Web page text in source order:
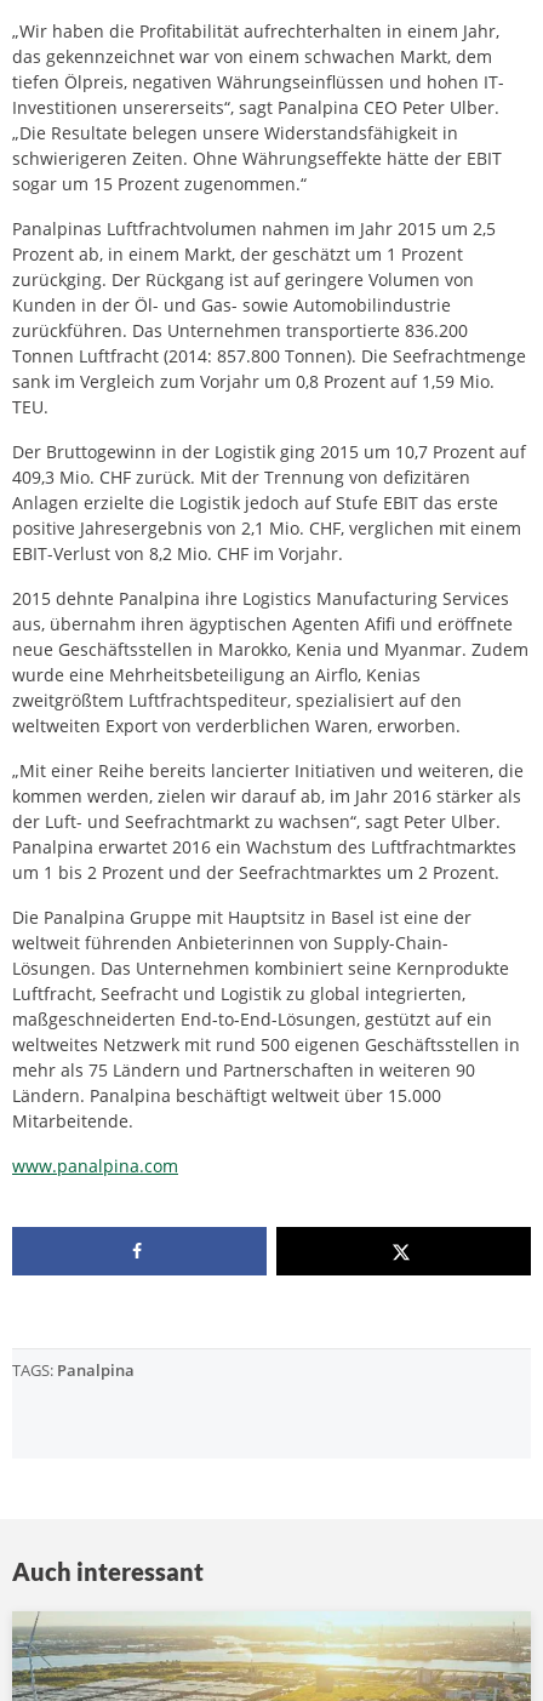
„Wir haben die Profitabilität aufrechterhalten in einem Jahr,
das gekennzeichnet war von einem schwachen Markt, dem
tiefen Ölpreis, negativen Währungseinflüssen und hohen IT-
Investitionen unsererseits“, sagt Panalpina CEO Peter Ulber.
„Die Resultate belegen unsere Widerstandsfähigkeit in
schwierigeren Zeiten. Ohne Währungseffekte hätte der EBIT
sogar um 15 Prozent zugenommen.“
Panalpinas Luftfrachtvolumen nahmen im Jahr 2015 um 2,5
Prozent ab, in einem Markt, der geschätzt um 1 Prozent
zurückging. Der Rückgang ist auf geringere Volumen von
Kunden in der Öl- und Gas- sowie Automobilindustrie
zurückführen. Das Unternehmen transportierte 836.200
Tonnen Luftfracht (2014: 857.800 Tonnen). Die Seefrachtmenge
sank im Vergleich zum Vorjahr um 0,8 Prozent auf 1,59 Mio.
TEU.
Der Bruttogewinn in der Logistik ging 2015 um 10,7 Prozent auf
409,3 Mio. CHF zurück. Mit der Trennung von defizitären
Anlagen erzielte die Logistik jedoch auf Stufe EBIT das erste
positive Jahresergebnis von 2,1 Mio. CHF, verglichen mit einem
EBIT-Verlust von 8,2 Mio. CHF im Vorjahr.
2015 dehnte Panalpina ihre Logistics Manufacturing Services
aus, übernahm ihren ägyptischen Agenten Afifi und eröffnete
neue Geschäftsstellen in Marokko, Kenia und Myanmar. Zudem
wurde eine Mehrheitsbeteiligung an Airflo, Kenias
zweitgrößtem Luftfrachtspediteur, spezialisiert auf den
weltweiten Export von verderblichen Waren, erworben.
„Mit einer Reihe bereits lancierter Initiativen und weiteren, die
kommen werden, zielen wir darauf ab, im Jahr 2016 stärker als
der Luft- und Seefrachtmarkt zu wachsen“, sagt Peter Ulber.
Panalpina erwartet 2016 ein Wachstum des Luftfrachtmarktes
um 1 bis 2 Prozent und der Seefrachtmarktes um 2 Prozent.
Die Panalpina Gruppe mit Hauptsitz in Basel ist eine der
weltweit führenden Anbieterinnen von Supply-Chain-
Lösungen. Das Unternehmen kombiniert seine Kernprodukte
Luftfracht, Seefracht und Logistik zu global integrierten,
maßgeschneiderten End-to-End-Lösungen, gestützt auf ein
weltweites Netzwerk mit rund 500 eigenen Geschäftsstellen in
mehr als 75 Ländern und Partnerschaften in weiteren 90
Ländern. Panalpina beschäftigt weltweit über 15.000
Mitarbeitende.
www.panalpina.com
TAGS: Panalpina
Auch interessant